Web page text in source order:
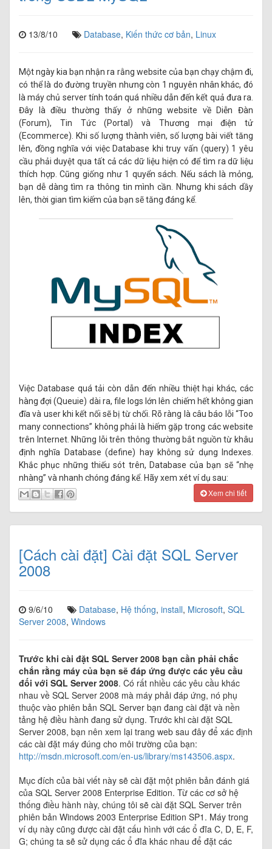
13/8/10 Database, Kiến thức cơ bản, Linux
Một ngày kia bạn nhận ra rằng website của bạn chạy chậm đi,
có thể là do đường truyền nhưng còn 1 nguyên nhân khác, đó
là máy chủ server tính toán quá nhiều dẫn đến kết quả đưa ra.
Đây là điều thường thấy ở những website về Diễn Đàn
(Forum), Tin Tức (Portal) và Thương mại điện tử
(Ecommerce). Khi số lượng thành viên, số lượng bài viết tăng
lên, đồng nghĩa với việc Database khi truy vấn (query) 1 yêu
cầu phải duyệt qua tất cả các dữ liệu hiện có để tìm ra dữ liệu
thích hợp. Cũng giống như 1 quyển sách. Nếu sách là mỏng,
bạn dễ dàng tìm ra thông tin mình cần. Nhưng khi sách dầy
lên, thời gian tìm kiếm của bạn sẽ tăng đáng kể.
Việc Database quá tải còn dẫn đến nhiều thiệt hại khác, các
hàng đợi (Queuie) dài ra, file logs lớn lên chiếm hết không gian
đĩa và user khi kết nối sẽ bị từ chối. Rõ ràng là câu báo lỗi “Too
many connections” không phải là hiếm gặp trong các website
trên Internet. Những lỗi trên thông thường bắt nguồn từ khâu
định nghĩa Database (define) hay không sử dụng Indexes.
Khắc phục những thiếu sót trên, Database của bạn sẽ “nhẹ
nhàng” và nhanh chóng đáng kể. Hãy xem xét ví dụ sau:
Xem chi tiết
[Cách cài đặt] Cài đặt SQL Server
2008
9/6/10 Database, Hệ thống, install, Microsoft, SQL
Server 2008, Windows
Trước khi cài đặt SQL Server 2008 bạn cần phải chắc
chắn rằng máy của bạn sẽ đáp ứng được các yêu cầu
đối với SQL Server 2008. Có rất nhiều các yêu cầu khác
nhau về SQL Server 2008 mà máy phải đáp ứng, nó phụ
thuộc vào phiên bản SQL Server bạn đang cài đặt và nền
tảng hệ điều hành đang sử dụng. Trước khi cài đặt SQL
Server 2008, bạn nên xem lại trang web sau đây để xác định
các cài đặt máy đúng cho môi trường của bạn:
http://msdn.microsoft.com/en-us/library/ms143506.aspx.
Mục đích của bài viết này sẽ cài đặt một phiên bản đánh giá
của SQL Server 2008 Enterprise Edition. Từ các cơ sở hệ
thống điều hành này, chúng tôi sẽ cài đặt SQL Server trên
phiên bản Windows 2003 Enterprise Edition SP1. Máy trong
ví dụ này cũng được cài đặt cấu hình với các ổ đĩa C, D, E, F,
G; chúng ta sẽ sử dụng các ổ đĩa khác nhau để đặt các